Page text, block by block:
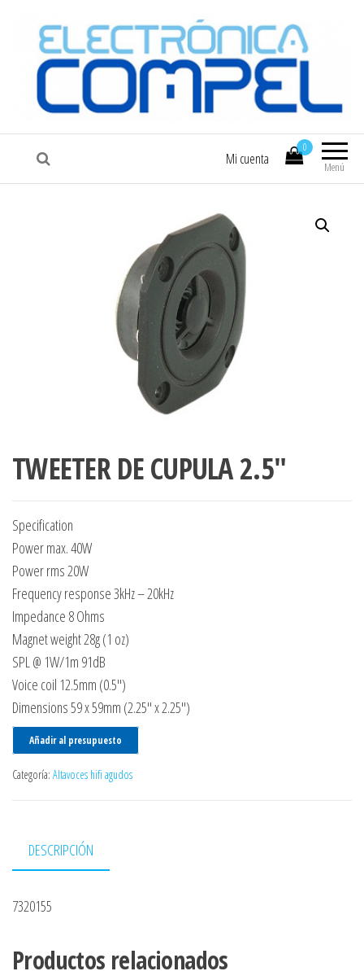
COMPEL Electrónica COMPEL
Menú
0
Mi cuenta
TWEETER DE CUPULA 2.5″
Specification
Power max. 40W
Power rms 20W
Frequency response 3kHz – 20kHz
Impedance 8 Ohms
Magnet weight 28g (1 oz)
SPL @ 1W/1m 91dB
Voice coil 12.5mm (0.5″)
Dimensions 59 x 59mm (2.25″ x 2.25″)
Añadir al presupuesto
Categoría: Altavoces hifi agudos
DESCRIPCIÓN
7320155
Productos relacionados